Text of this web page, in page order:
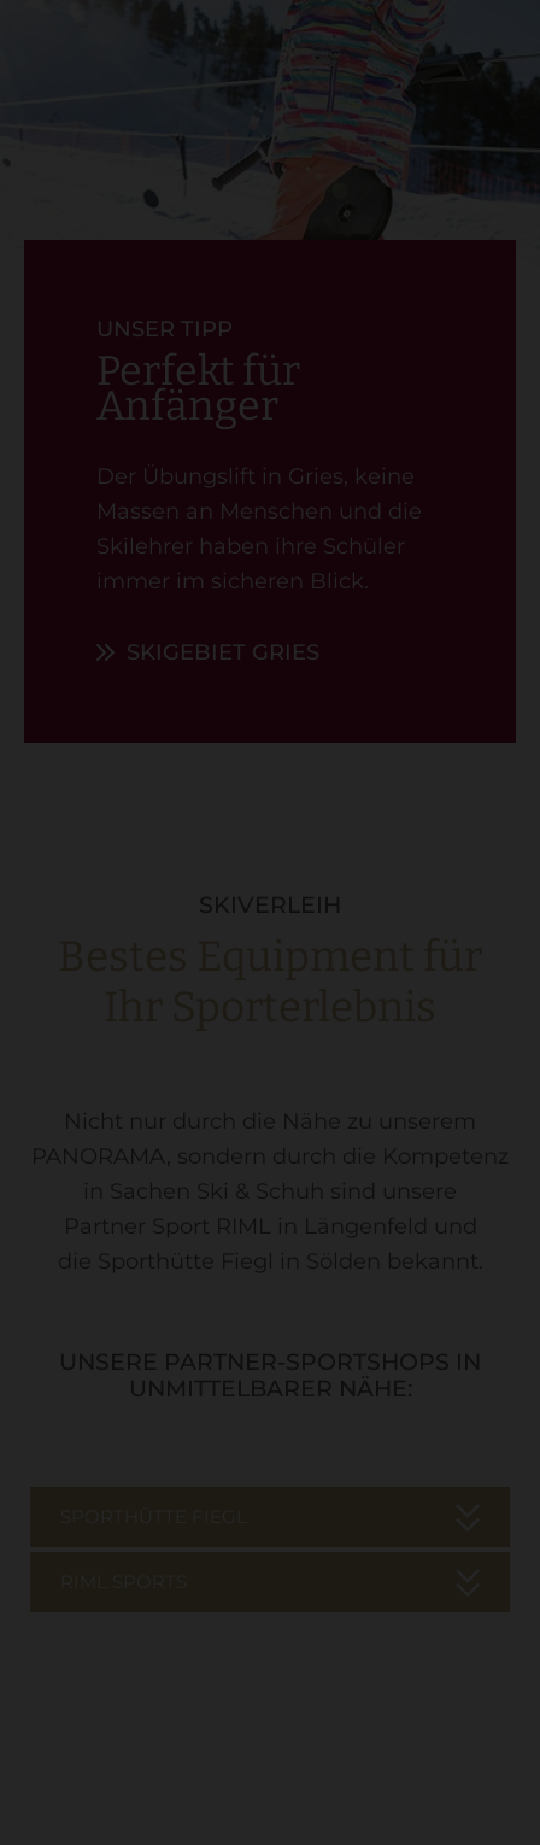
UNSER TIPP
Perfekt für
Anfänger
Der Übungslift in Gries, keine
Massen an Menschen und die
Skilehrer haben ihre Schüler
immer im sicheren Blick.
SKIGEBIET GRIES
SKIVERLEIH
Nicht nur durch die Nähe zu unserem
PANORAMA, sondern durch die Kompetenz
in Sachen Ski & Schuh sind unsere
Partner Sport RIML in Längenfeld und
die Sporthütte Fiegl in Sölden bekannt.
UNSERE PARTNER-SPORTSHOPS IN
UNMITTELBARER NÄHE: